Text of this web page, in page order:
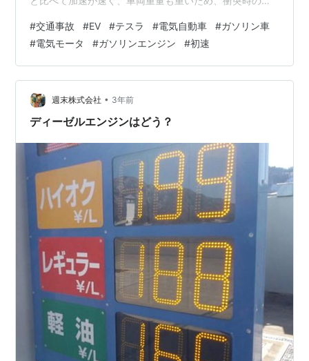
ライバーが速度や車両の状態を把握しづらいという問題
もあります。 Hertzは、EVの安全対策を強化するととも
に、ドライバーへの教育を奨励していくとしています。
ポイントは以下の3つです。 HertzがEVを売却した理由
は、EVの衝突事故増加。 EVの衝突事故が増加する理由…
#交通事故 #EV #テスラ #電気自動車 #ガソリン車
#電気モータ #ガソリンエンジン #初速
週末株式会社 • 3年前
ディーゼルエンジンはどう？